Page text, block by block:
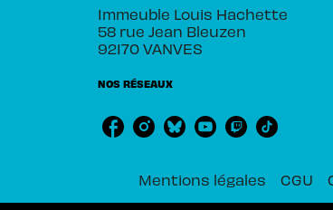
Immeuble Louis Hachette
58 rue Jean Bleuzen
92170 VANVES
NOS RÉSEAUX
Mentions légales CGU